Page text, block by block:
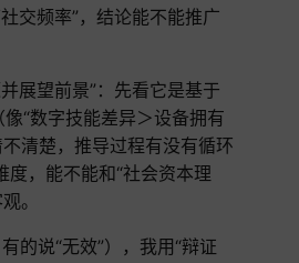
交频率”，结论能不能推广
展望前景”：先看它是基于
“数字技能差异＞设备拥有
清楚，推导过程有没有循环
度，能不能和“社会资本理
。
的说“无效”），我用“辩证